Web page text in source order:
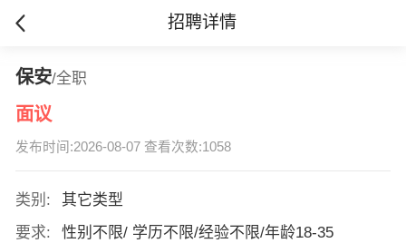
招聘详情
保安/全职
面议
发布时间:2026-08-07 查看次数:1058
类别:
其它类型
要求:
性别不限/ 学历不限/经验不限/年龄18-35